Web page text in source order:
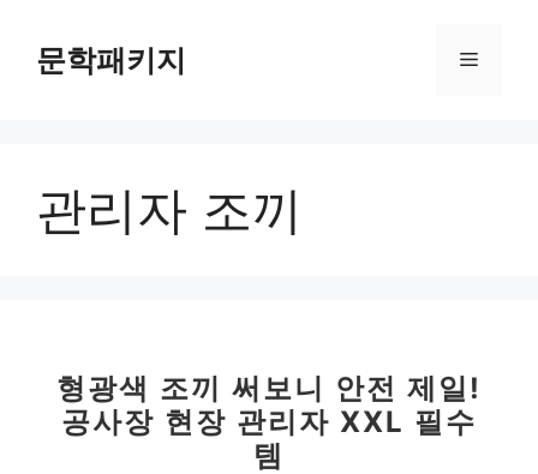
문학패키지 메
관리자 조끼
형광색 조끼 써보니 안전 제일!
공사장 현장 관리자 XXL 필수
템